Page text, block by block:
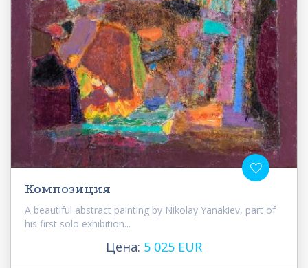
Композиция
A beautiful abstract painting by Nikolay Yanakiev, part of
his first solo exhibition...
Цена: 5 025 EUR